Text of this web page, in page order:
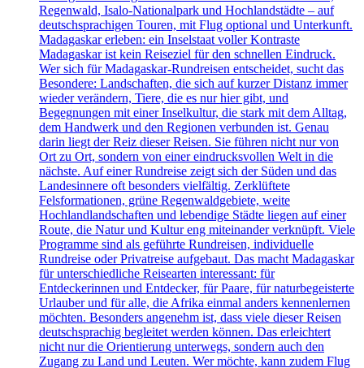
Regenwald, Isalo-Nationalpark und Hochlandstädte – auf
deutschsprachigen Touren, mit Flug optional und Unterkunft.
Madagaskar erleben: ein Inselstaat voller Kontraste
Madagaskar ist kein Reiseziel für den schnellen Eindruck.
Wer sich für Madagaskar-Rundreisen entscheidet, sucht das
Besondere: Landschaften, die sich auf kurzer Distanz immer
wieder verändern, Tiere, die es nur hier gibt, und
Begegnungen mit einer Inselkultur, die stark mit dem Alltag,
dem Handwerk und den Regionen verbunden ist. Genau
darin liegt der Reiz dieser Reisen. Sie führen nicht nur von
Ort zu Ort, sondern von einer eindrucksvollen Welt in die
nächste. Auf einer Rundreise zeigt sich der Süden und das
Landesinnere oft besonders vielfältig. Zerklüftete
Felsformationen, grüne Regenwaldgebiete, weite
Hochlandlandschaften und lebendige Städte liegen auf einer
Route, die Natur und Kultur eng miteinander verknüpft. Viele
Programme sind als geführte Rundreisen, individuelle
Rundreise oder Privatreise aufgebaut. Das macht Madagaskar
für unterschiedliche Reisearten interessant: für
Entdeckerinnen und Entdecker, für Paare, für naturbegeisterte
Urlauber und für alle, die Afrika einmal anders kennenlernen
möchten. Besonders angenehm ist, dass viele dieser Reisen
deutschsprachig begleitet werden können. Das erleichtert
nicht nur die Orientierung unterwegs, sondern auch den
Zugang zu Land und Leuten. Wer möchte, kann zudem Flug